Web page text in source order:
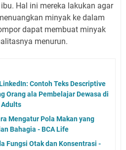
Hal ini mereka lakukan agar
minyak ke dalam
dapat membuat minyak
menurun.
Contoh Teks Descriptive
Orang ala Pembelajar Dewasa di
Adults
Mengatur Pola Makan yang
Bahagia - BCA Life
Fungsi Otak dan Konsentrasi -